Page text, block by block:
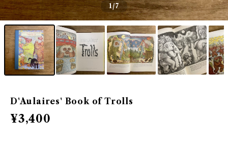
1/7
D'Aulaires' Book of Trolls
¥3,400